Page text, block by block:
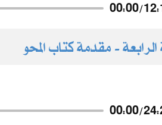
00:00/
الرابعة - مقدمة كتاب المحو
00:00/